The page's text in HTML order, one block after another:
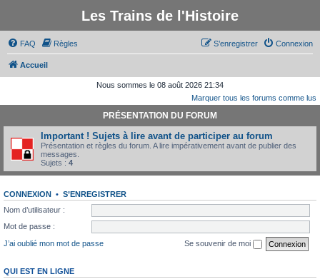
Les Trains de l'Histoire
FAQ Règles Connexion
S’enregistrer
Accueil
Nous sommes le 08 août 2026 21:34
Marquer tous les forums comme lus
PRÉSENTATION DU FORUM
Important ! Sujets à lire avant de participer au forum
Présentation et règles du forum. A lire impérativement avant de publier des
messages.
Sujets : 4
CONNEXION • S’ENREGISTRER
Nom d’utilisateur :
Mot de passe :
J’ai oublié mon mot de passe
Se souvenir de moi
QUI EST EN LIGNE